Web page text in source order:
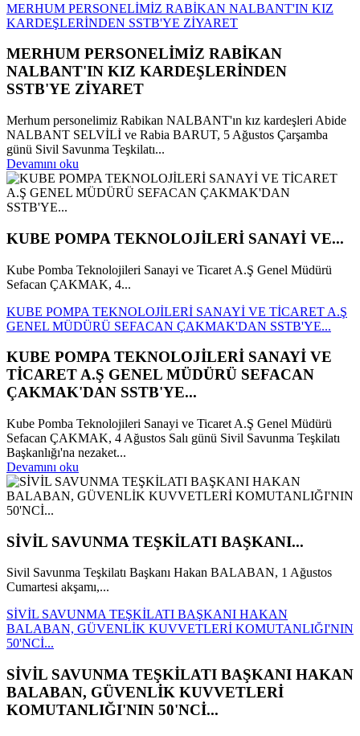
MERHUM PERSONELİMİZ RABİKAN NALBANT'IN KIZ
KARDEŞLERİNDEN SSTB'YE ZİYARET
MERHUM PERSONELİMİZ RABİKAN
NALBANT'IN KIZ KARDEŞLERİNDEN
SSTB'YE ZİYARET
Merhum personelimiz Rabikan NALBANT'ın kız kardeşleri Abide
NALBANT SELVİLİ ve Rabia BARUT, 5 Ağustos Çarşamba
günü Sivil Savunma Teşkilatı...
Devamını oku
KUBE POMPA TEKNOLOJİLERİ SANAYİ VE...
Kube Pomba Teknolojileri Sanayi ve Ticaret A.Ş Genel Müdürü
Sefacan ÇAKMAK, 4...
KUBE POMPA TEKNOLOJİLERİ SANAYİ VE TİCARET A.Ş
GENEL MÜDÜRÜ SEFACAN ÇAKMAK'DAN SSTB'YE...
KUBE POMPA TEKNOLOJİLERİ SANAYİ VE
TİCARET A.Ş GENEL MÜDÜRÜ SEFACAN
ÇAKMAK'DAN SSTB'YE...
Kube Pomba Teknolojileri Sanayi ve Ticaret A.Ş Genel Müdürü
Sefacan ÇAKMAK, 4 Ağustos Salı günü Sivil Savunma Teşkilatı
Başkanlığı'na nezaket...
Devamını oku
SİVİL SAVUNMA TEŞKİLATI BAŞKANI...
Sivil Savunma Teşkilatı Başkanı Hakan BALABAN, 1 Ağustos
Cumartesi akşamı,...
SİVİL SAVUNMA TEŞKİLATI BAŞKANI HAKAN
BALABAN, GÜVENLİK KUVVETLERİ KOMUTANLIĞI'NIN
50'NCİ...
SİVİL SAVUNMA TEŞKİLATI BAŞKANI HAKAN
BALABAN, GÜVENLİK KUVVETLERİ
KOMUTANLIĞI'NIN 50'NCİ...